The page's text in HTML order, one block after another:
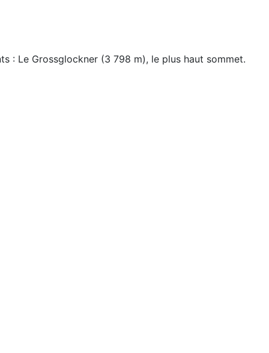
: Le Grossglockner (3 798 m), le plus haut sommet.